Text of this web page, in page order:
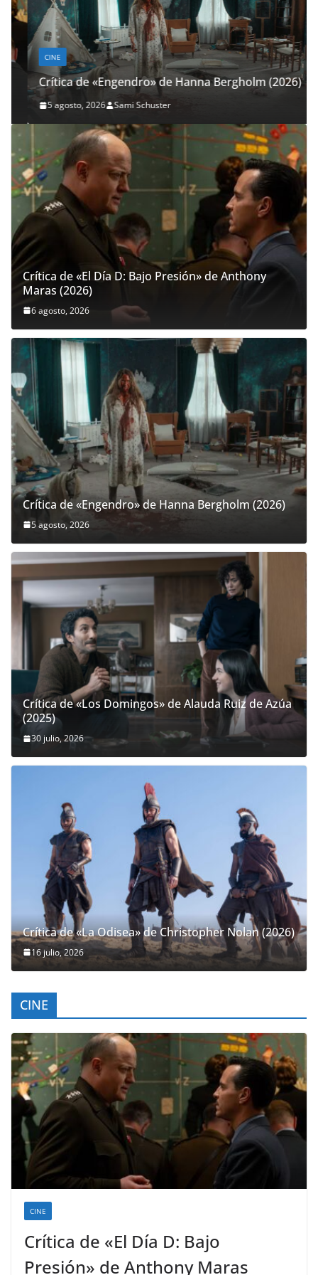
CINE
Crítica de «Engendro» de Hanna Bergholm (2026)
5 agosto, 2026 Sami Schuster
Crítica de «El Día D: Bajo Presión» de Anthony
Maras (2026)
6 agosto, 2026
Crítica de «Engendro» de Hanna Bergholm (2026)
5 agosto, 2026
Crítica de «Los Domingos» de Alauda Ruiz de Azúa
(2025)
30 julio, 2026
Crítica de «La Odisea» de Christopher Nolan (2026)
16 julio, 2026
CINE
CINE
Crítica de «El Día D: Bajo
Presión» de Anthony Maras